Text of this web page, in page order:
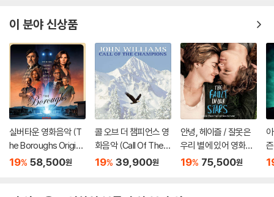
이 분야 신상품
실버타운 영화음악 (T
he Boroughs Origina
l Score From the Ne
19% 58,500원
콜 오브 더 챔피언스 영
화음악 (Call Of The C
hampions OST) [옥
19% 39,900원
안녕, 헤이즐 / 잘못은
우리 별에 있어 영화음
악 (The Fault In Our
19% 75,500원
r: